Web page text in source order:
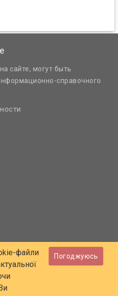
сайте, могут быть
справочного
файли
Погоджуюсь